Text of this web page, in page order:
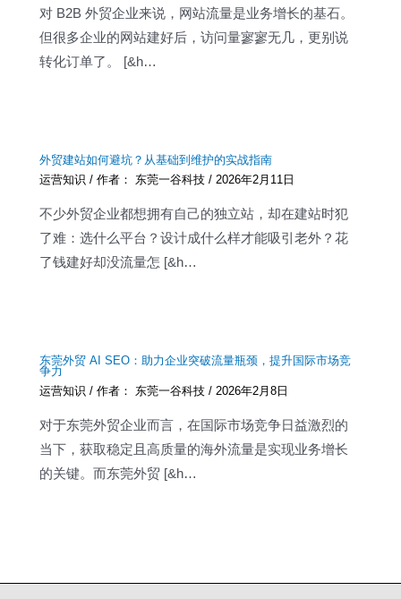
对 B2B 外贸企业来说，网站流量是业务增长的基石。
但很多企业的网站建好后，访问量寥寥无几，更别说
转化订单了。 [&h…
外贸建站如何避坑？从基础到维护的实战指南
运营知识 / 作者： 东莞一谷科技/2026年2月11日
不少外贸企业都想拥有自己的独立站，却在建站时犯
了难：选什么平台？设计成什么样才能吸引老外？花
了钱建好却没流量怎 [&h…
东莞外贸 AI SEO：助力企业突破流量瓶颈，提升国际市场竞
争力
运营知识 / 作者： 东莞一谷科技/2026年2月8日
对于东莞外贸企业而言，在国际市场竞争日益激烈的
当下，获取稳定且高质量的海外流量是实现业务增长
的关键。而东莞外贸 [&h…